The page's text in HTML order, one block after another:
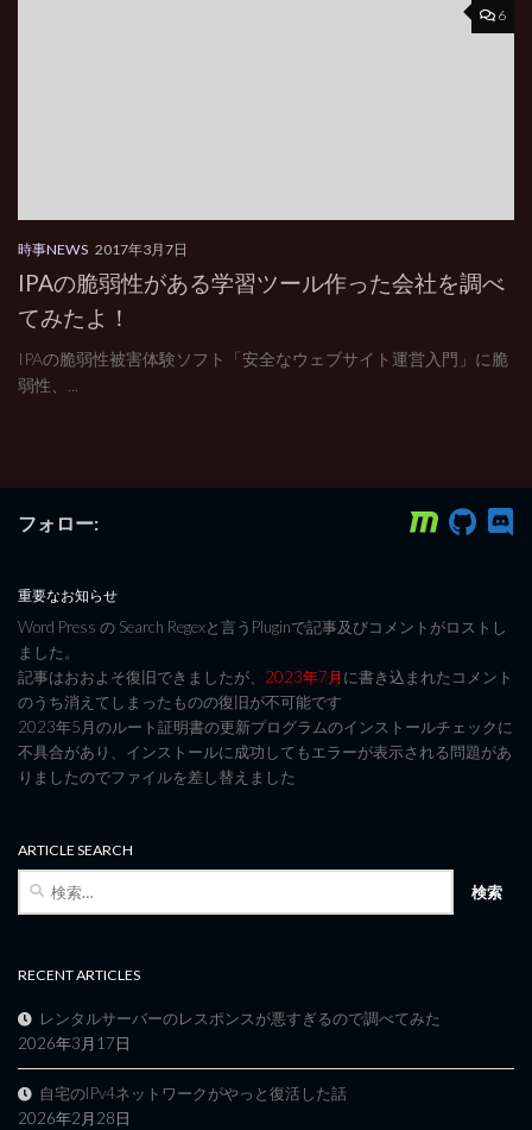
6
時事NEWS 2017年3月7日
IPAの脆弱性がある学習ツール作った会社を調べ
てみたよ！
IPAの脆弱性被害体験ソフト「安全なウェブサイト運営入門」に脆
弱性、...
フォロー:
重要なお知らせ
Word Press の Search Regexと言うPluginで記事及びコメントがロストし
ました。
記事はおおよそ復旧できましたが、 2023年7月に書き込まれたコメント
のうち消えてしまったものの復旧が不可能です
2023年5月のルート証明書の更新プログラムのインストールチェックに
不具合があり、インストールに成功してもエラーが表示される問題があ
りましたのでファイルを差し替えました
ARTICLE SEARCH
検
RECENT ARTICLES
レンタルサーバーのレスポンスが悪すぎるので調べてみた
2026年3月17日
自宅のIPv4ネットワークがやっと復活した話
2026年2月28日